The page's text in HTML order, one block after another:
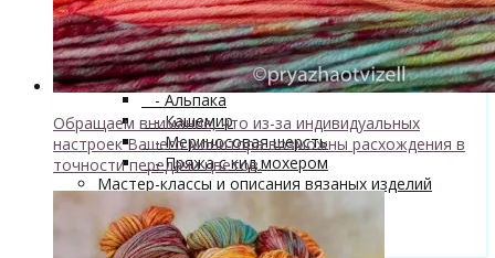
190м/100г
- Шерсть 100%
- Шерсть ягненка
Бобинная пряжа+
- Альпака
- Кашемир
- Мериносовая шерсть
- Пряжа с кид мохером
Мастер-классы и описания вязаных изделий
Инструменты и аксессуары
+
- Конусы для пряжи
Одежда TieDye
Обращаем внимание, что из-за индивидуальных
настроек Вашего монитора возможны расхождения в
точности передачи цветов.